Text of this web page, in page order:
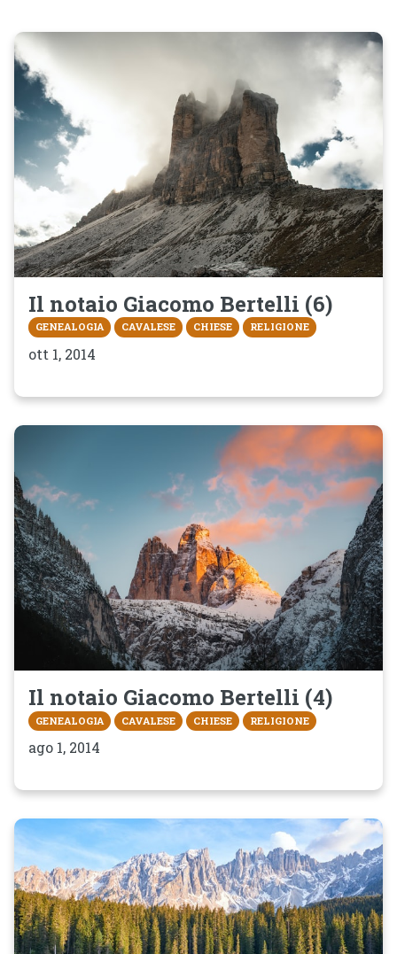
Il notaio Giacomo Bertelli (6)
GENEALOGIA CAVALESE CHIESE RELIGIONE
ott 1, 2014
Il notaio Giacomo Bertelli (4)
GENEALOGIA CAVALESE CHIESE RELIGIONE
ago 1, 2014